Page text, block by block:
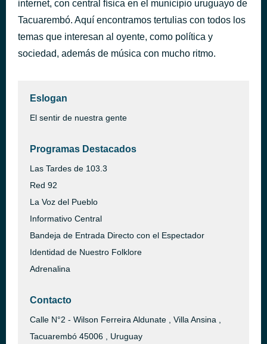
internet, con central física en el municipio uruguayo de
Tacuarembó. Aquí encontramos tertulias con todos los
temas que interesan al oyente, como política y
sociedad, además de música con mucho ritmo.
Eslogan
El sentir de nuestra gente
Programas Destacados
Las Tardes de 103.3
Red 92
La Voz del Pueblo
Informativo Central
Bandeja de Entrada Directo con el Espectador
Identidad de Nuestro Folklore
Adrenalina
Contacto
Calle N°2 - Wilson Ferreira Aldunate , Villa Ansina ,
Tacuarembó 45006 , Uruguay